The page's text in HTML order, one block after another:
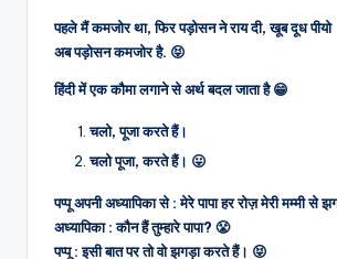
पहले मैं कमजोर था, फिर पड़ोसन ने राय दी, खूब दूध पीयो
अब पड़ोसन कमजोर है. 😝
हिंदी में एक कौमा लगाने से अर्थ बदल जाता है 😁
चलो, पूजा करते हैं।
चलो पूजा, करते हैं। 😛
पप्पू अपनी अध्यापिका से : मेरे पापा हर रोज़ मेरी मम्मी से
अध्यापिका : कौन हैं तुम्हारे पापा? 😤
पप्पू : इसी बात पर तो वो झगड़ा करते हैं। 😝